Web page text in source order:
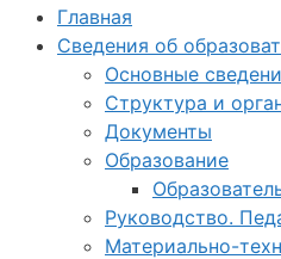
Главная
Сведения об
Основные
Структура и
Документы
Образование
Руководство.
Материально-